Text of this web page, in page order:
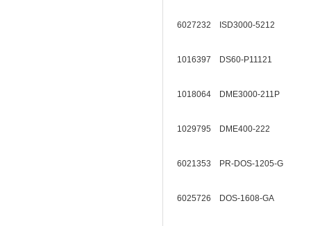
6027232 ISD3000-5212
1016397 DS60-P11121
1018064 DME3000-211P
1029795 DME400-222
6021353 PR-DOS-1205-G
6025726 DOS-1608-GA